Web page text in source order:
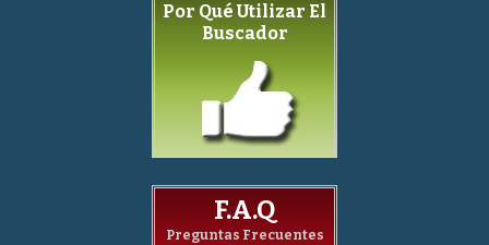
Por Qué Utilizar El
Buscador
F.A.Q
Preguntas Frecuentes